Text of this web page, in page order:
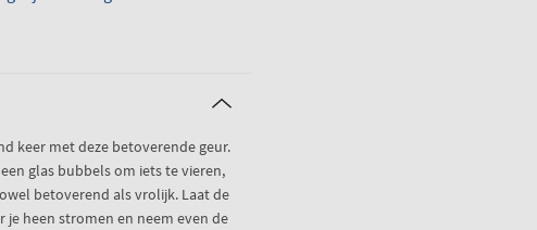
keer met deze betoverende geur.
glas bubbels om iets te vieren,
betoverend als vrolijk. Laat de
je heen stromen en neem even de